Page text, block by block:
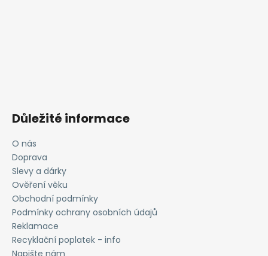
Důležité informace
O nás
Doprava
Slevy a dárky
Ověření věku
Obchodní podmínky
Podmínky ochrany osobních údajů
Reklamace
Recyklační poplatek - info